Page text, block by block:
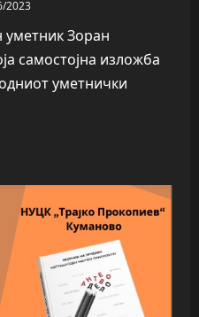
2023
уметник Зоран
самостојна изложба
уметнички